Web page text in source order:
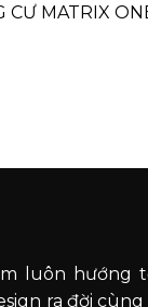
CƯ MATRIX
luôn hướng
ra đời